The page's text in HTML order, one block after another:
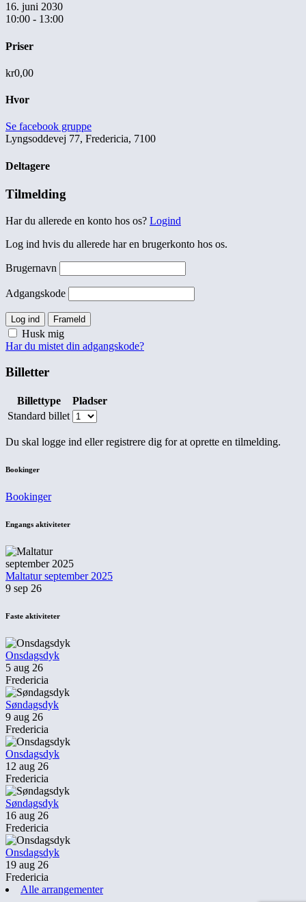
16. juni 2030
10:00 - 13:00
Priser
kr0,00
Hvor
Se facebook gruppe
Lyngsoddevej 77, Fredericia, 7100
Deltagere
Tilmelding
Har du allerede en konto hos os? Logind
Log ind hvis du allerede har en brugerkonto hos os.
Brugernavn
Adgangskode
Log ind Frameld
Husk mig
Har du mistet din adgangskode?
Billetter
Billettype
Pladser
Standard billet
Du skal logge ind eller registrere dig for at oprette en tilmelding.
Bookinger
Bookinger
Engangs aktiviteter
Maltatur september 2025
9 sep 26
Faste aktiviteter
Onsdagsdyk
5 aug 26
Fredericia
Søndagsdyk
9 aug 26
Fredericia
Onsdagsdyk
12 aug 26
Fredericia
Søndagsdyk
16 aug 26
Fredericia
Onsdagsdyk
19 aug 26
Fredericia
Alle arrangementer